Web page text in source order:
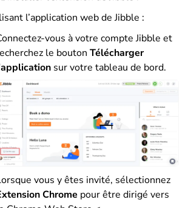
l’application web de Jibble :
vous à votre compte Jibble et
le bouton Télécharger
sur votre tableau de bord.
vous y êtes invité, sélectionnez
Chrome pour être dirigé vers